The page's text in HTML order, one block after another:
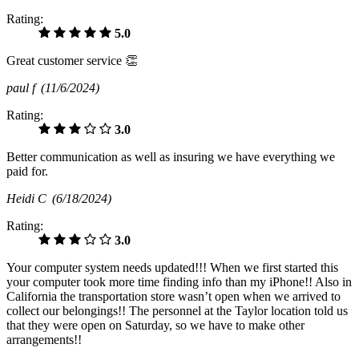
Rating:
5.0
Great customer service 👏
paul f (11/6/2024)
Rating:
3.0
Better communication as well as insuring we have everything we
paid for.
Heidi C (6/18/2024)
Rating:
3.0
Your computer system needs updated!!! When we first started this
your computer took more time finding info than my iPhone!! Also in
California the transportation store wasn’t open when we arrived to
collect our belongings!! The personnel at the Taylor location told us
that they were open on Saturday, so we have to make other
arrangements!!